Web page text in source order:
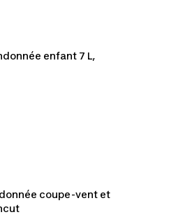
enfant 7 L,
coupe-vent et